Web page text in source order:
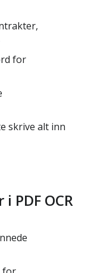
for
skrive alt inn
PDF OCR